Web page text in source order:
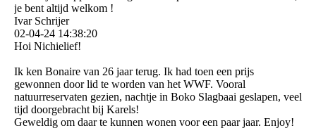
je bent altijd welkom !
Ivar Schrijer
02-04-24 14:38:20
Hoi Nichielief!
Ik ken Bonaire van 26 jaar terug. Ik had toen een prijs
gewonnen door lid te worden van het WWF. Vooral
natuurreservaten gezien, nachtje in Boko Slagbaai geslapen, veel
tijd doorgebracht bij Karels!
Geweldig om daar te kunnen wonen voor een paar jaar. Enjoy!